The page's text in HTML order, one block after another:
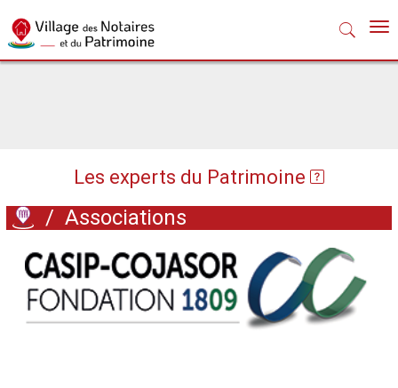
Les experts du Patrimoine
/ Associations